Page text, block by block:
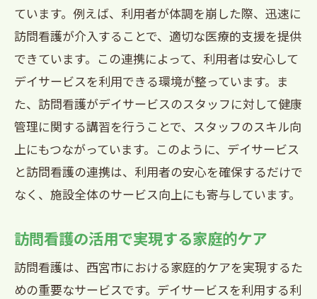
ています。例えば、利用者が体調を崩した際、迅速に
訪問看護が介入することで、適切な医療的支援を提供
できています。この連携によって、利用者は安心して
デイサービスを利用できる環境が整っています。ま
た、訪問看護がデイサービスのスタッフに対して健康
管理に関する講習を行うことで、スタッフのスキル向
上にもつながっています。このように、デイサービス
と訪問看護の連携は、利用者の安心を確保するだけで
なく、施設全体のサービス向上にも寄与しています。
訪問看護の活用で実現する家庭的ケア
訪問看護は、西宮市における家庭的ケアを実現するた
めの重要なサービスです。デイサービスを利用する利